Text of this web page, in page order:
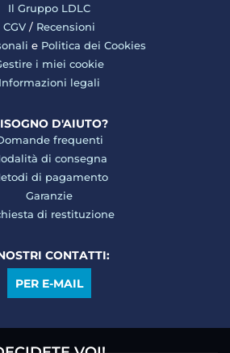
Il Gruppo LDLC
CGV / Recensioni
e Politica dei Cookies
i miei cookie
Informazioni legali
D'AIUTO?
frequenti
di consegna
di pagamento
Garanzie
di restituzione
CONTATTI:
PER E-MAIL